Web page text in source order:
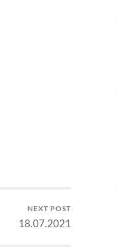
NEXT POST
18.07.2021